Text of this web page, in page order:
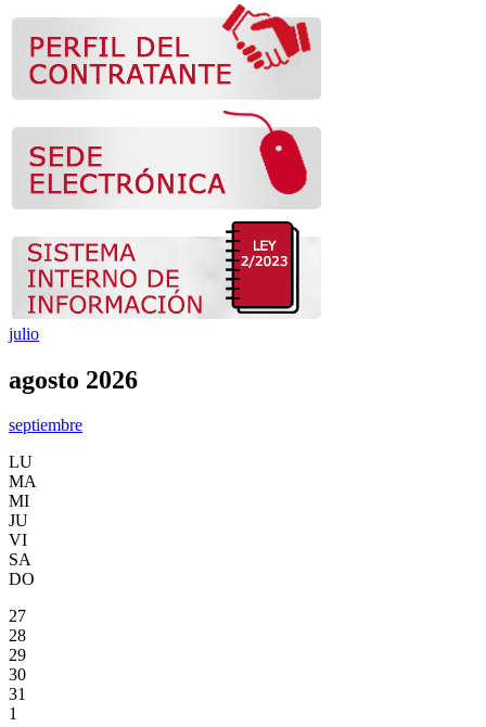
julio
agosto 2026
septiembre
LU
MA
MI
JU
VI
SA
DO
27
28
29
30
31
1